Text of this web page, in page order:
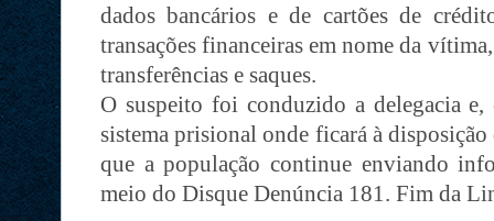
dados bancários e de cartões de
transações financeiras em nome da
transferências e saques.
O suspeito foi conduzido a delegacia
sistema prisional onde ficará à
que a população continue enviando
meio do Disque Denúncia 181. Fim da